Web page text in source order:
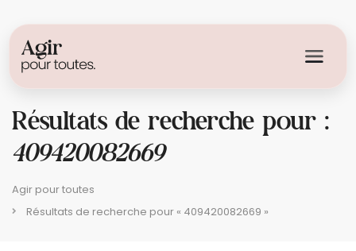
Résultats de recherche pour :
409420082669
Agir pour toutes
Résultats de recherche pour « 409420082669 »